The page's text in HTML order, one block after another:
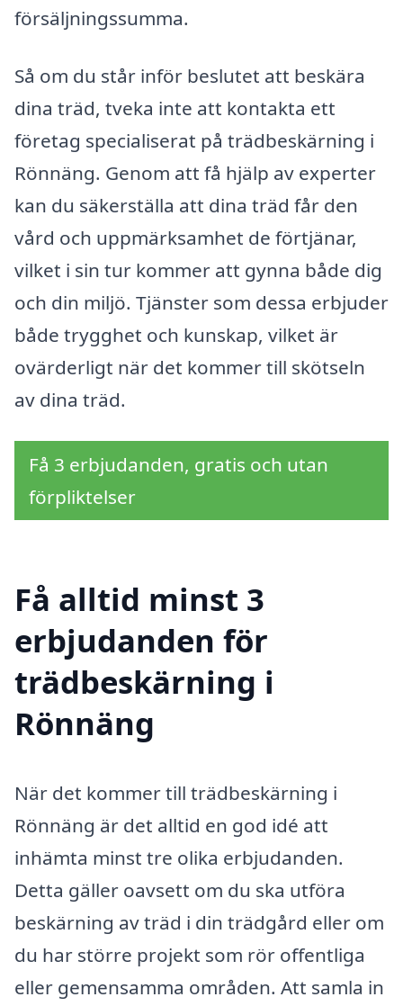
försäljningssumma.
Så om du står inför beslutet att beskära
dina träd, tveka inte att kontakta ett
företag specialiserat på trädbeskärning i
Rönnäng. Genom att få hjälp av experter
kan du säkerställa att dina träd får den
vård och uppmärksamhet de förtjänar,
vilket i sin tur kommer att gynna både dig
och din miljö. Tjänster som dessa erbjuder
både trygghet och kunskap, vilket är
ovärderligt när det kommer till skötseln
av dina träd.
Få 3 erbjudanden, gratis och utan
förpliktelser
Få alltid minst 3
erbjudanden för
trädbeskärning i
Rönnäng
När det kommer till trädbeskärning i
Rönnäng är det alltid en god idé att
inhämta minst tre olika erbjudanden.
Detta gäller oavsett om du ska utföra
beskärning av träd i din trädgård eller om
du har större projekt som rör offentliga
eller gemensamma områden. Att samla in